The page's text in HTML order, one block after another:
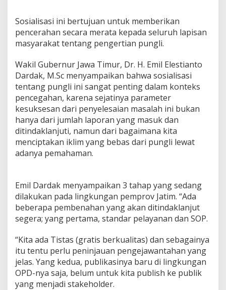
Sosialisasi ini bertujuan untuk memberikan
pencerahan secara merata kepada seluruh lapisan
masyarakat tentang pengertian pungli.
Wakil Gubernur Jawa Timur, Dr. H. Emil Elestianto
Dardak, M.Sc menyampaikan bahwa sosialisasi
tentang pungli ini sangat penting dalam konteks
pencegahan, karena sejatinya parameter
kesuksesan dari penyelesaian masalah ini bukan
hanya dari jumlah laporan yang masuk dan
ditindaklanjuti, namun dari bagaimana kita
menciptakan iklim yang bebas dari pungli lewat
adanya pemahaman.
Emil Dardak menyampaikan 3 tahap yang sedang
dilakukan pada lingkungan pemprov Jatim. “Ada
beberapa pembenahan yang akan ditindaklanjut
segera; yang pertama, standar pelayanan dan SOP.
“Kita ada Tistas (gratis berkualitas) dan sebagainya
itu tentu perlu peninjauan pengejawantahan yang
jelas. Yang kedua, publikasinya baru di lingkungan
OPD-nya saja, belum untuk kita publish ke publik
yang menjadi stakeholder.